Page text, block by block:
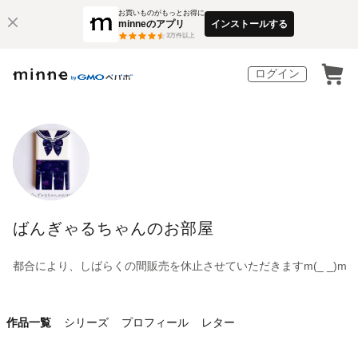
お買いものがもっとお得に
minneのアプリ
3万件以上
インストールする
ログイン
ばんぎゃるちゃんのお部屋
都合により、しばらくの間販売を休止させていただきますm(_ _)m
作品一覧 シリーズ プロフィール レター